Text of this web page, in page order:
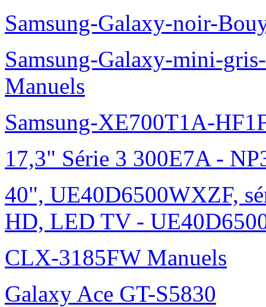
Samsung-Galaxy-noir-
Samsung-Galaxy-mini-
Manuels
Samsung-XE700T1A-
17,3" Série 3 300E7A -
40", UE40D6500WXZF,
HD, LED TV -
CLX-3185FW Manuels
Galaxy Ace GT-S5830